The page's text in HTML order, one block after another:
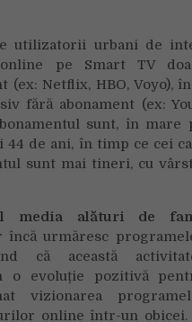
utilizatorii urbani de
pe Smart TV
(ex: Netflix, HBO, Voyo),
fără abonament (ex:
sunt, în mare
44 de ani, în timp ce cei
sunt mai tineri, cu
media alături de
încă urmăresc
că această
o evoluție pozitivă
vizionarea
online într-un obicei.